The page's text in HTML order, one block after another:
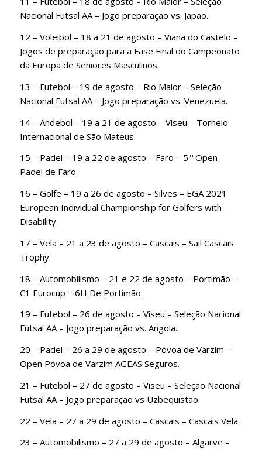
Nacional Futsal AA – Jogo preparação vs. Japão.
12 – Voleibol – 18 a 21 de agosto – Viana do Castelo –
Jogos de preparação para a Fase Final do Campeonato
da Europa de Seniores Masculinos.
13 – Futebol – 19 de agosto – Rio Maior – Seleção
Nacional Futsal AA – Jogo preparação vs. Venezuela.
14 – Andebol – 19 a 21 de agosto – Viseu – Torneio
Internacional de São Mateus.
15 – Padel – 19 a 22 de agosto – Faro – 5.º Open
Padel de Faro.
16 – Golfe – 19 a 26 de agosto – Silves – EGA 2021
European Individual Championship for Golfers with
Disability.
17 – Vela – 21 a 23 de agosto – Cascais – Sail Cascais
Trophy.
18 – Automobilismo – 21 e 22 de agosto – Portimão –
C1 Eurocup – 6H De Portimão.
19 – Futebol – 26 de agosto – Viseu – Seleção Nacional
Futsal AA – Jogo preparação vs. Angola.
20 – Padel – 26 a 29 de agosto – Póvoa de Varzim –
Open Póvoa de Varzim AGEAS Seguros.
21 – Futebol – 27 de agosto – Viseu – Seleção Nacional
Futsal AA – Jogo preparação vs Uzbequistão.
22 – Vela – 27 a 29 de agosto – Cascais – Cascais Vela.
23 – Automobilismo – 27 a 29 de agosto – Algarve –